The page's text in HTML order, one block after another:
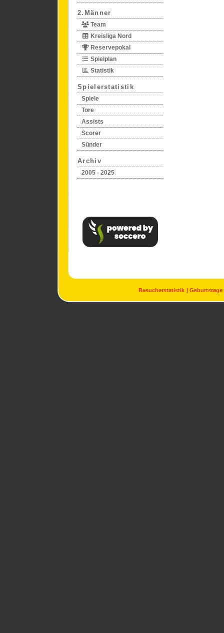
2.Männer
Team
Kreisliga Nord
Reservepokal
Spielplan
Statistik
Spielerstatistik
Spiele
Tore
Assists
Scorer
Sünder
Archiv
2005 - 2025
Besucherstatistik Geburtstage